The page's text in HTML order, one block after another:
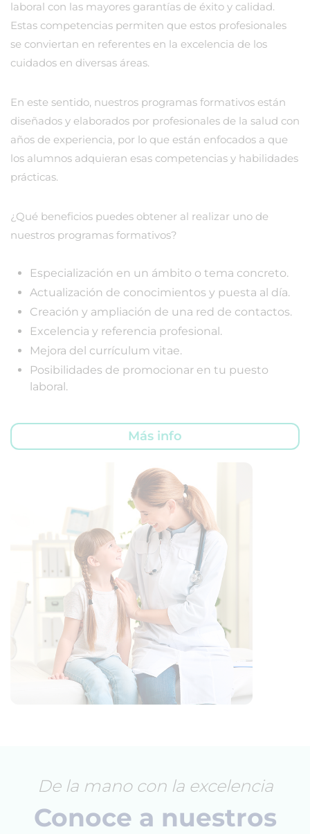
laboral con las mayores garantías de éxito y calidad.
Estas competencias permiten que estos profesionales
se conviertan en referentes en la excelencia de los
cuidados en diversas áreas.
En este sentido, nuestros programas formativos están
diseñados y elaborados por profesionales de la salud con
años de experiencia, por lo que están enfocados a que
los alumnos adquieran esas competencias y habilidades
prácticas.
¿Qué beneficios puedes obtener al realizar uno de
nuestros programas formativos?
Especialización en un ámbito o tema concreto.
Actualización de conocimientos y puesta al día.
Creación y ampliación de una red de contactos.
Excelencia y referencia profesional.
Mejora del currículum vitae.
Posibilidades de promocionar en tu puesto
laboral.
Más info
De la mano con la excelencia
Conoce a nuestros